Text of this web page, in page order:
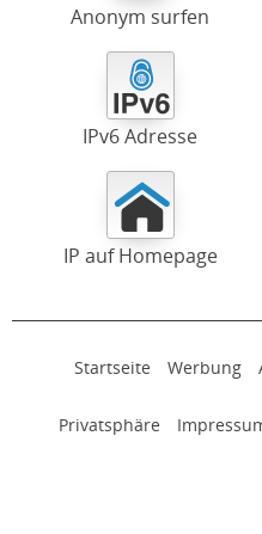
Anonym surfen
IPv6 Adresse
IP auf Homepage
Startseite Werbung
Privatsphäre